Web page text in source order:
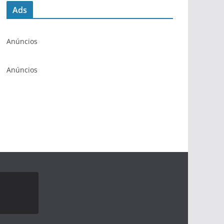
Ads
Anúncios
Anúncios